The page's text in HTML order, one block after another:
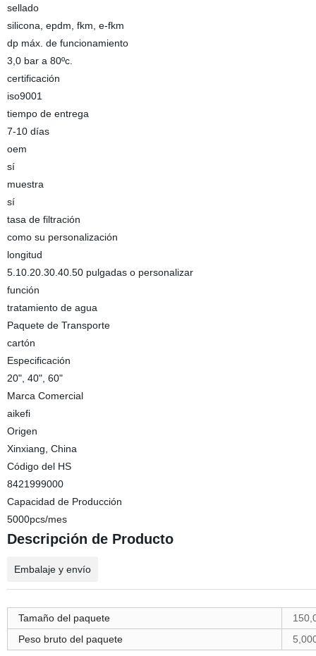
sellado
silicona, epdm, fkm, e-fkm
dp máx. de funcionamiento
3,0 bar a 80ºc.
certificación
iso9001
tiempo de entrega
7-10 días
oem
sí
muestra
sí
tasa de filtración
como su personalización
longitud
5.10.20.30.40.50 pulgadas o personalizar
función
tratamiento de agua
Paquete de Transporte
cartón
Especificación
20", 40", 60"
Marca Comercial
aikefi
Origen
Xinxiang, China
Código del HS
8421999000
Capacidad de Producción
5000pcs/mes
Descripción de Producto
Embalaje y envío
Tamaño del paquete
Peso bruto del paquete